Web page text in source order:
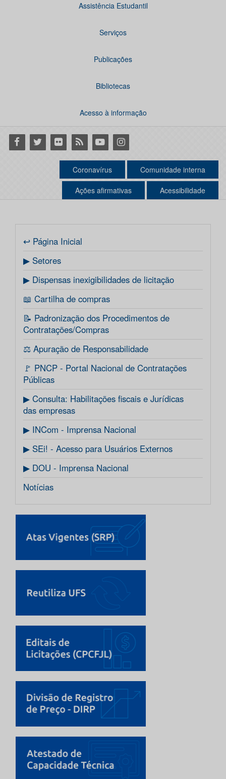
Assistência Estudantil
Serviços
Publicações
Bibliotecas
Acesso à informação
Facebook
Twitter Flickr RSS YoutubeInstagram
Coronavírus Comunidade interna
Ações afirmativas Acessibilidade
↩ Página Inicial
▶ Setores
▶ Dispensas inexigibilidades de licitação
📖 Cartilha de compras
📝 Padronização dos Procedimentos de
Contratações/Compras
⚖️ Apuração de Responsabilidade
🚩 PNCP - Portal Nacional de Contratações
Públicas
▶ Consulta: Habilitações fiscais e Jurídicas
das empresas
▶ INCom - Imprensa Nacional
▶ SEi! - Acesso para Usuários Externos
▶ DOU - Imprensa Nacional
Notícias